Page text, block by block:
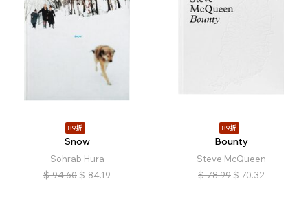
89折
Snow
Sohrab Hura
$ 94.60 $ 84.19
89折
Bounty
Steve McQueen
$ 78.99 $ 70.32